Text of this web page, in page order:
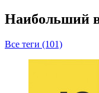
Наибольший
Все теги (101)